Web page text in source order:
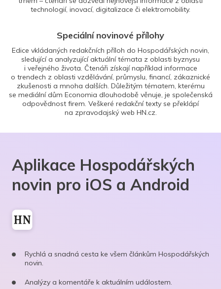
technologií, inovací, digitalizace či elektromobility.
Speciální novinové přílohy
Edice vkládaných redakčních příloh do Hospodářských novin,
sledující a analyzující aktuální témata z oblasti byznysu
i veřejného života. Čtenáři získají například informace
o trendech z oblasti vzdělávání, průmyslu, financí, zákaznické
zkušenosti a mnoha dalších. Důležitým tématem, kterému
se mediální dům Economia dlouhodobě věnuje, je společenská
odpovědnost firem. Veškeré redakční texty se překlápí
na zpravodajský web HN.cz.
Aplikace Hospodářských
novin pro iOS a Android
Rychlá a snadná cesta ke všem článkům Hospodářských
novin.
Analýzy a komentáře k aktuálním událostem.